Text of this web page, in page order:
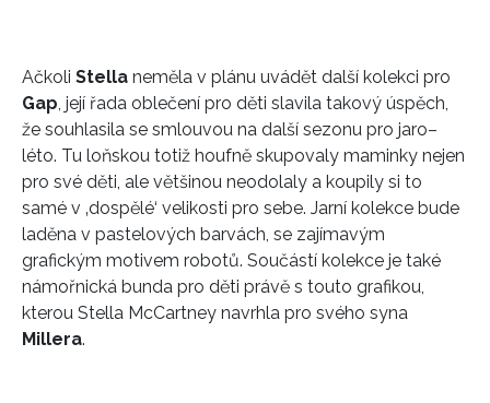
Ačkoli Stella neměla v plánu uvádět další kolekci pro
Gap , její řada oblečení pro děti slavila takový úspěch,
že souhlasila se smlouvou na další sezonu pro jaro–
léto. Tu loňskou totiž houfně skupovaly maminky nejen
pro své děti, ale většinou neodolaly a koupily si to
samé v ‚dospělé‘ velikosti pro sebe. Jarní kolekce bude
laděna v pastelových barvách, se zajímavým
grafickým motivem robotů. Součástí kolekce je také
námořnická bunda pro děti právě s touto grafikou,
kterou Stella McCartney navrhla pro svého syna
Millera.